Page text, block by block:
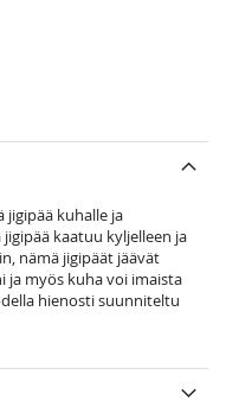
jigipää kuhalle ja
kaatuu kyljelleen ja
nämä jigipäät jäävät
ja myös kuha voi imaista
hienosti suunniteltu